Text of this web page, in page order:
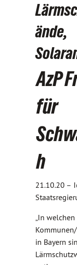
ände,
AzP
für
h
21.10.20 –
„In welchen
in Bayern